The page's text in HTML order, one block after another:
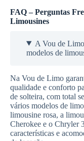
FAQ – Perguntas
Limousines
A Vou de
modelos de
Na Vou de Limo
qualidade e conforto
de solteira, com total
vários modelos de
limousine rosa, a
Cherokee e o Chryler
características e